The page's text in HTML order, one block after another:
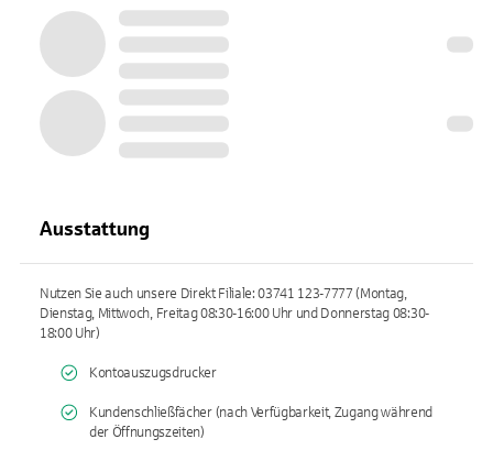
Ausstattung
Nutzen Sie auch unsere Direkt Filiale: 03741 123-7777 (Montag,
Dienstag, Mittwoch, Freitag 08:30-16:00 Uhr und Donnerstag 08:30-
18:00 Uhr)
Kontoauszugsdrucker
Kundenschließfächer (nach Verfügbarkeit, Zugang während
der Öffnungszeiten)